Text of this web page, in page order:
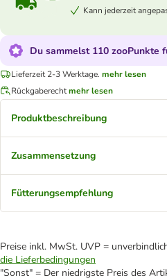
Kann jederzeit
Du sammelst 110 zooPunkte
Lieferzeit 2-3 Werktage. mehr lesen
Rückgaberechtmehr lesen
Produktbeschreibung
Zusammensetzung
Fütterungsempfehlung
Preise inkl. MwSt. UVP =
die Lieferbedingungen
"Sonst" = Der niedrigste Preis des